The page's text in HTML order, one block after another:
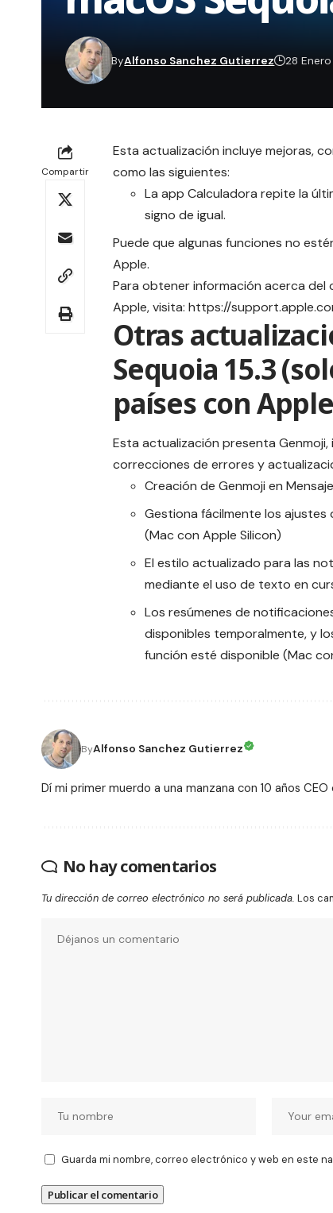
ByAlfonso Sanchez Gutierrez 28
Compartir
Esta actualización incluye mejoras,
como las siguientes:
La app Calculadora repite la
signo de igual.
Puede que algunas funciones no
Apple.
Para obtener información acerca
Apple, visita: https://
Otras
Sequoia 15.3
países con
Esta actualización presenta
correcciones de errores y
Creación de Genmoji en
Gestiona fácilmente los
(Mac con Apple Silicon)
El estilo actualizado para las
mediante el uso de texto en
Los resúmenes de
disponibles temporalmente, y
función esté disponible (Mac
ByAlfonso Sanchez Gutierrez
Dí mi primer muerdo a una manzana con 10 años
No hay comentarios
Tu dirección de correo electrónico no será publicada. Los
Guarda mi nombre, correo electrónico y web en este